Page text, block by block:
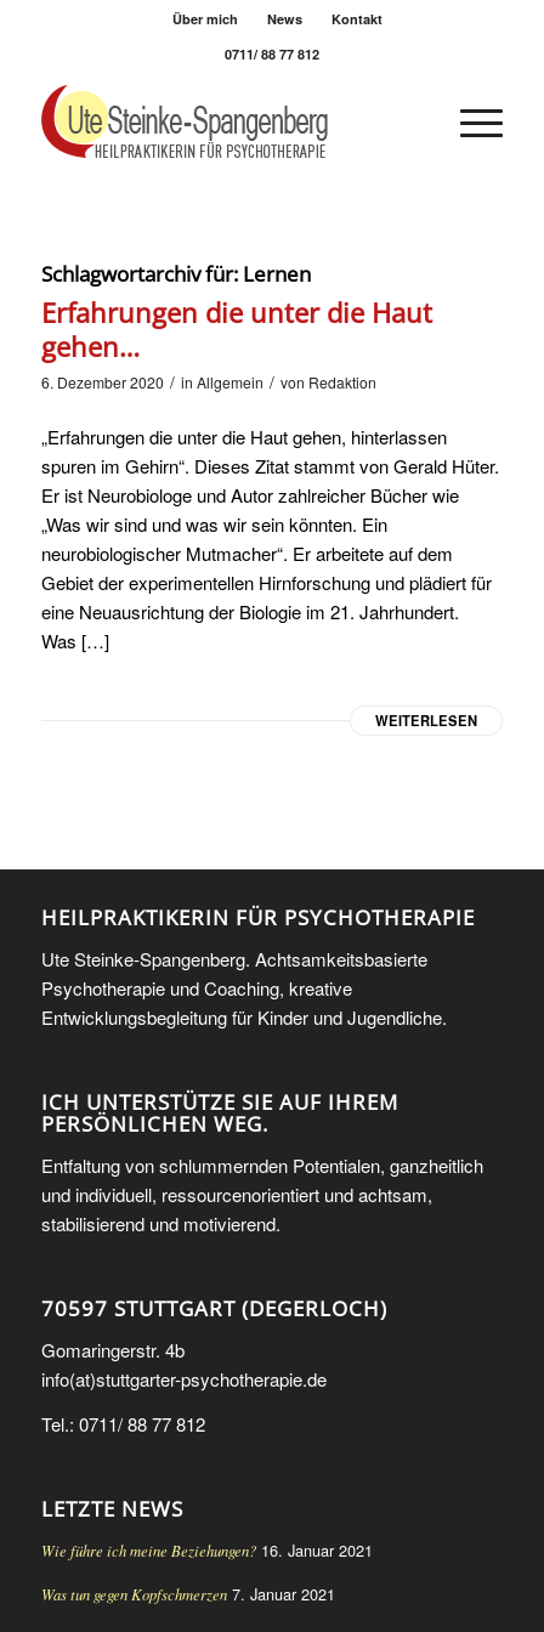
Über mich News
Kontakt
0711/ 88 77 812
Schlagwortarchiv für: Lernen
Erfahrungen die unter die Haut
gehen…
6. Dezember 2020 / in Allgemein / von Redaktion
„Erfahrungen die unter die Haut gehen, hinterlassen
spuren im Gehirn“. Dieses Zitat stammt von Gerald Hüter.
Er ist Neurobiologe und Autor zahlreicher Bücher wie
„Was wir sind und was wir sein könnten. Ein
neurobiologischer Mutmacher“. Er arbeitete auf dem
Gebiet der experimentellen Hirnforschung und plädiert für
eine Neuausrichtung der Biologie im 21. Jahrhundert.
Was […]
WEITERLESEN
HEILPRAKTIKERIN FÜR PSYCHOTHERAPIE
Ute Steinke-Spangenberg. Achtsamkeitsbasierte
Psychotherapie und Coaching, kreative
Entwicklungsbegleitung für Kinder und Jugendliche.
ICH UNTERSTÜTZE SIE AUF IHREM
PERSÖNLICHEN WEG.
Entfaltung von schlummernden Potentialen, ganzheitlich
und individuell, ressourcenorientiert und achtsam,
stabilisierend und motivierend.
70597 STUTTGART (DEGERLOCH)
Gomaringerstr. 4b
info(at)stuttgarter-psychotherapie.de
Tel.: 0711/ 88 77 812
LETZTE NEWS
Wie führe ich meine Beziehungen? 16. Januar 2021
Was tun gegen Kopfschmerzen 7. Januar 2021